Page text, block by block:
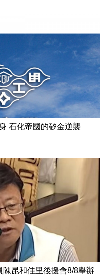
石化帝國的矽金逆襲
昆和佳里後援會8/8舉辦